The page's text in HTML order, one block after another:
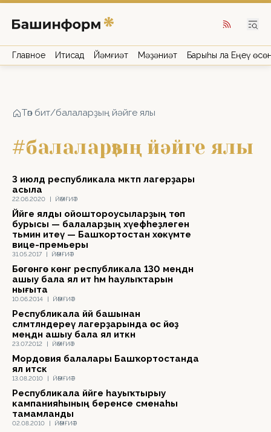
Главное Иҡтисад Йәмғиәт Мәҙәниәт Барыһы ла Еңеү
Төп бит/балаларҙың йәйге ялы
#балаларҙың йәйге ялы
22.06.2020 | ЙӘМҒИӘТ
3 июлдә республикала мәктәп лагерҙары
асыла
31.05.2017 | ЙӘМҒИӘТ
Йәйге ялды ойоштороусыларҙың төп
бурысы — балаларҙың хәүефһеҙлеген
тәьмин итеү — Башҡортостан хөкүмәте
вице-премьеры
10.06.2014 | ЙӘМҒИӘТ
Бөгөнгө көнгә республикала 130 меңдән
ашыу бала ял итә һәм һаулыҡтарын
нығыта
23.07.2012 | ЙӘМҒИӘТ
Республикала йәй башынан
сәләмәтләндереү лагерҙарында өс йөҙ
меңдән ашыу бала ял иткән
13.08.2010 | ЙӘМҒИӘТ
Мордовия балалары Башҡортостанда
ял итәсәк
02.08.2010 | ЙӘМҒИӘТ
Республикала йәйге һауыҡтырыу
кампанияһының беренсе сменаһы
тамамланды